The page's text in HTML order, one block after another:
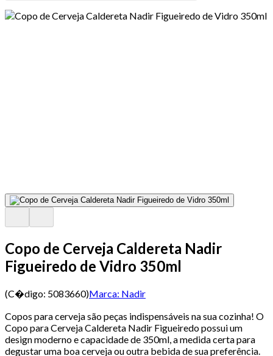
Copo de Cerveja Caldereta Nadir
Figueiredo de Vidro 350ml
(C�digo: 5083660)Marca: Nadir
Copos para cerveja são peças indispensáveis na sua cozinha! O
Copo para Cerveja Caldereta Nadir Figueiredo possui um
design moderno e capacidade de 350ml, a medida certa para
degustar uma boa cerveja ou outra bebida de sua preferência.